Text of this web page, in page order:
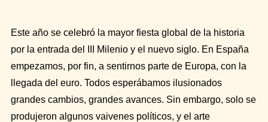
Este año se celebró la mayor fiesta global de la historia
por la entrada del III Milenio y el nuevo siglo. En España
empezamos, por fin, a sentirnos parte de Europa, con la
llegada del euro. Todos esperábamos ilusionados
grandes cambios, grandes avances. Sin embargo, solo se
produjeron algunos vaivenes políticos, y el arte